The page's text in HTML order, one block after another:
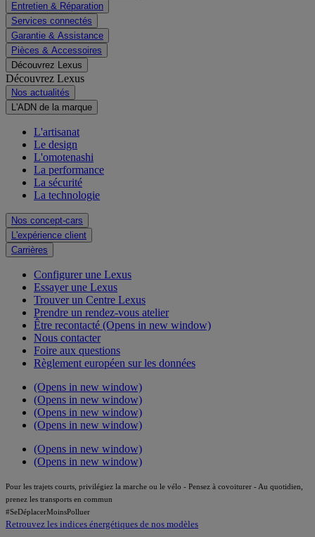
Entretien & Réparation
Services connectés
Garantie & Assistance
Pièces & Accessoires
Découvrez Lexus
Découvrez Lexus
Nos actualités
L'ADN de la marque
L'artisanat
Le design
L'omotenashi
La performance
La sécurité
La technologie
Nos concept-cars
L'expérience client
Carrières
Configurer une Lexus
Essayer une Lexus
Trouver un Centre Lexus
Prendre un rendez-vous atelier
Être recontacté (Opens in new window)
Nous contacter
Foire aux questions
Règlement européen sur les données
(Opens in new window)
(Opens in new window)
(Opens in new window)
(Opens in new window)
(Opens in new window)
(Opens in new window)
Pour les trajets courts, privilégiez la marche ou le vélo - Pensez à covoiturer - Au quotidien,
prenez les transports en commun
#SeDéplacerMoinsPolluer
Retrouvez les indices énergétiques de nos modèles